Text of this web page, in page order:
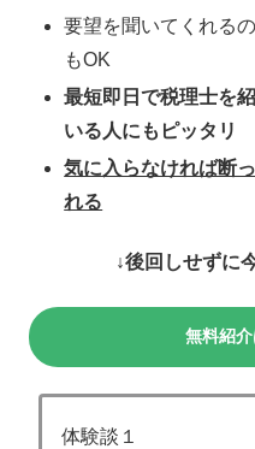
要望を聞いてくれる
もOK
最短即日で税理士を
いる人にもピッタリ
気に入らなければ断
れる
↓後回しせずに
無料紹
体験談１